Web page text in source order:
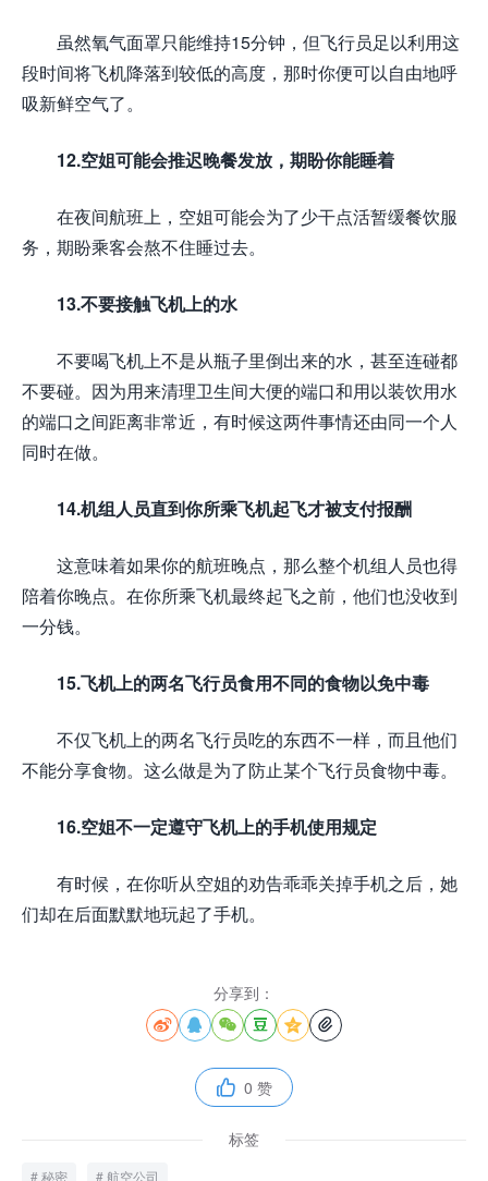
虽然氧气面罩只能维持15分钟，但飞行员足以利用这
段时间将飞机降落到较低的高度，那时你便可以自由地呼
吸新鲜空气了。
12.空姐可能会推迟晚餐发放，期盼你能睡着
在夜间航班上，空姐可能会为了少干点活暂缓餐饮服
务，期盼乘客会熬不住睡过去。
13.不要接触飞机上的水
不要喝飞机上不是从瓶子里倒出来的水，甚至连碰都
不要碰。因为用来清理卫生间大便的端口和用以装饮用水
的端口之间距离非常近，有时候这两件事情还由同一个人
同时在做。
14.机组人员直到你所乘飞机起飞才被支付报酬
这意味着如果你的航班晚点，那么整个机组人员也得
陪着你晚点。在你所乘飞机最终起飞之前，他们也没收到
一分钱。
15.飞机上的两名飞行员食用不同的食物以免中毒
不仅飞机上的两名飞行员吃的东西不一样，而且他们
不能分享食物。这么做是为了防止某个飞行员食物中毒。
16.空姐不一定遵守飞机上的手机使用规定
有时候，在你听从空姐的劝告乖乖关掉手机之后，她
们却在后面默默地玩起了手机。
分享到：
     
 0 赞
标签
秘密 航空公司